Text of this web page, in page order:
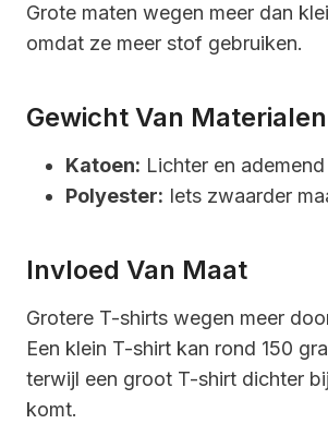
Grote maten wegen meer dan
omdat ze meer stof gebruiken.
Gewicht Van Materialen
Katoen: Lichter en ademend
Polyester: Iets zwaarder
Invloed Van Maat
Grotere T-shirts wegen meer
Een klein T-shirt kan rond 150
terwijl een groot T-shirt dichter
komt.